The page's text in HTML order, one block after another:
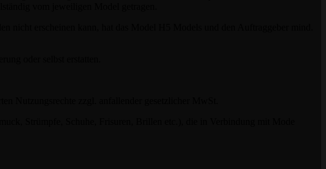
vom jeweiligen Model getragen.
nicht erscheinen kann, hat das Model H5 Models und den Auftraggeber mind.
oder selbst erstatten.
Nutzungsrechte zzgl. anfallender gesetzlicher MwSt.
Strümpfe, Schuhe, Frisuren, Brillen etc.), die in Verbindung mit Mode